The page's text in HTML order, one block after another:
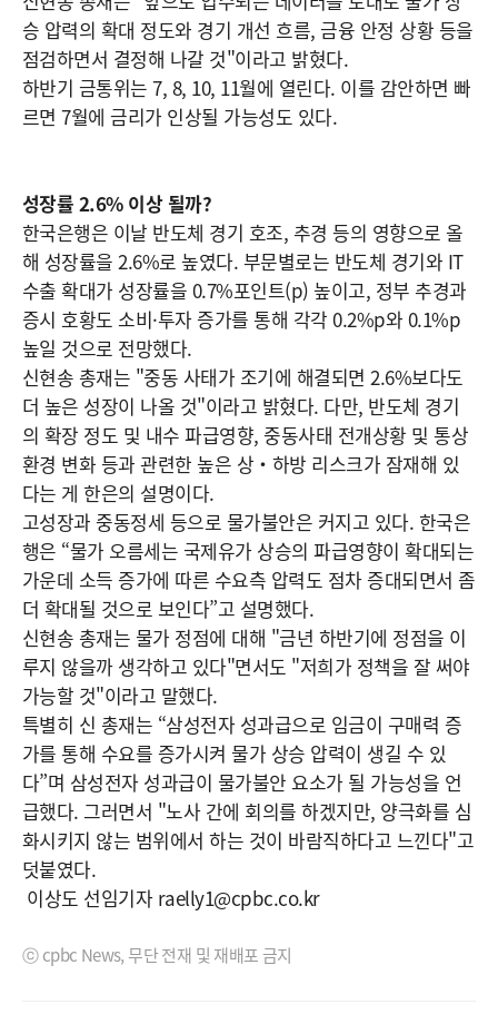
승 압력의 확대 정도와 경기 개선 흐름, 금융 안정 상황 등을
점검하면서 결정해 나갈 것"이라고 밝혔다.
하반기 금통위는 7, 8, 10, 11월에 열린다. 이를 감안하면 빠
르면 7월에 금리가 인상될 가능성도 있다.
성장률 2.6% 이상 될까?
한국은행은 이날 반도체 경기 호조, 추경 등의 영향으로 올
해 성장률을 2.6%로 높였다. 부문별로는 반도체 경기와 IT
수출 확대가 성장률을 0.7%포인트(p) 높이고, 정부 추경과
증시 호황도 소비·투자 증가를 통해 각각 0.2%p와 0.1%p
높일 것으로 전망했다.
신현송 총재는 "중동 사태가 조기에 해결되면 2.6%보다도
더 높은 성장이 나올 것"이라고 밝혔다. 다만, 반도체 경기
의 확장 정도 및 내수 파급영향, 중동사태 전개상황 및 통상
환경 변화 등과 관련한 높은 상‧하방 리스크가 잠재해 있
다는 게 한은의 설명이다.
고성장과 중동정세 등으로 물가불안은 커지고 있다. 한국은
행은 “물가 오름세는 국제유가 상승의 파급영향이 확대되는
가운데 소득 증가에 따른 수요측 압력도 점차 증대되면서 좀
더 확대될 것으로 보인다”고 설명했다.
신현송 총재는 물가 정점에 대해 "금년 하반기에 정점을 이
루지 않을까 생각하고 있다"면서도 "저희가 정책을 잘 써야
가능할 것"이라고 말했다.
특별히 신 총재는 “삼성전자 성과급으로 임금이 구매력 증
가를 통해 수요를 증가시켜 물가 상승 압력이 생길 수 있
다”며 삼성전자 성과급이 물가불안 요소가 될 가능성을 언
급했다. 그러면서 "노사 간에 회의를 하겠지만, 양극화를 심
화시키지 않는 범위에서 하는 것이 바람직하다고 느낀다"고
덧붙였다.
이상도 선임기자 raelly1@cpbc.co.kr
ⓒ cpbc News, 무단 전재 및 재배포 금지